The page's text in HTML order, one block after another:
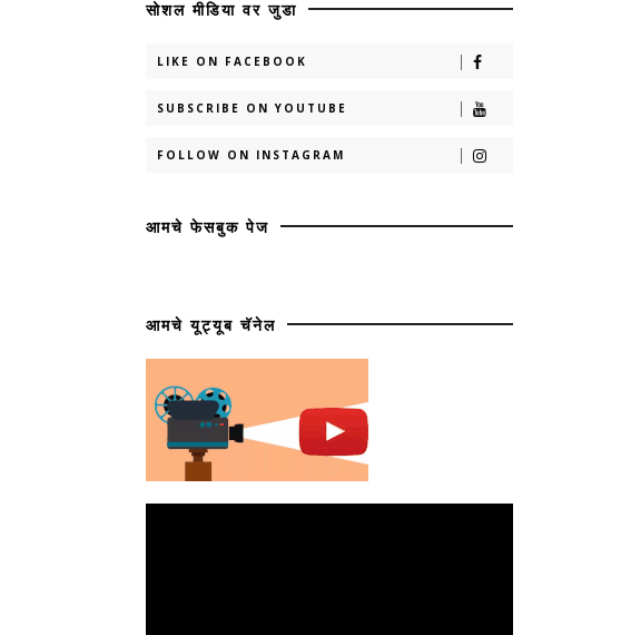
सोशल मीडिया वर जुडा
LIKE ON FACEBOOK
SUBSCRIBE ON YOUTUBE
FOLLOW ON INSTAGRAM
आमचे फेसबुक पेज
आमचे यूट्यूब चॅनेल